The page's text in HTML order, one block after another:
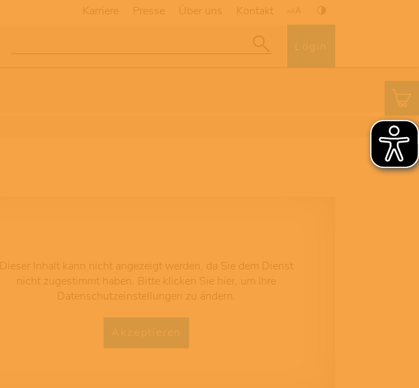
Karriere Presse Über uns Kontakt
Login
Dieser Inhalt kann nicht angezeigt werden, da Sie dem Dienst
nicht zugestimmt haben. Bitte klicken Sie hier, um Ihre
Datenschutzeinstellungen zu ändern.
Akzeptieren